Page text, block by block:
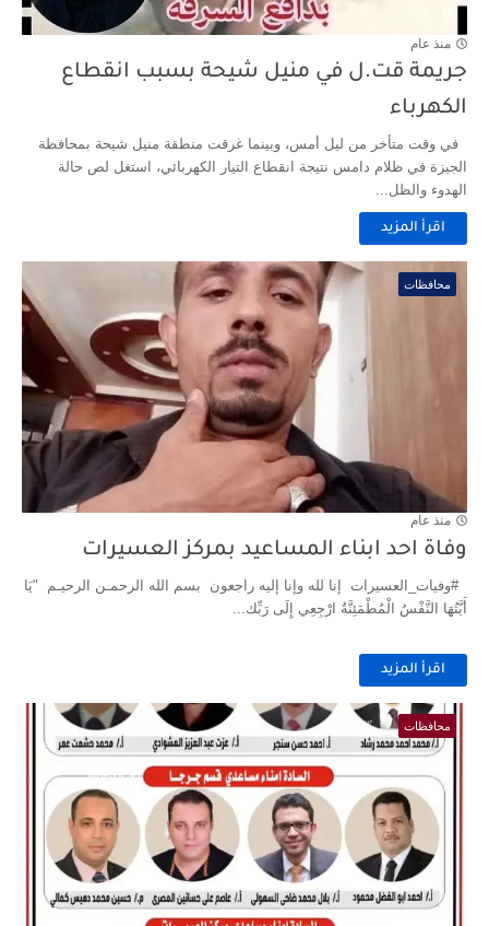
منذ عام
جريمة قت.ل في منيل شيحة بسبب انقطاع
الكهرباء
في وقت متأخر من ليل أمس، وبينما غرقت منطقة منيل شيحة بمحافظة
الجيزة في ظلام دامس نتيجة انقطاع التيار الكهربائي، استغل لص حالة
الهدوء والظل...
اقرأ المزيد
محافظات
منذ عام
وفاة احد ابناء المساعيد بمركز العسيرات
#وفيات_العسيرات إنا لله وإنا إليه راجعون بسم الله الرحمـن الرحيـم "يَا
أَيَّتُهَا النَّفْسُ الْمُطْمَئِنَّةُ ارْجِعِي إِلَى رَبِّك...
اقرأ المزيد
محافظات